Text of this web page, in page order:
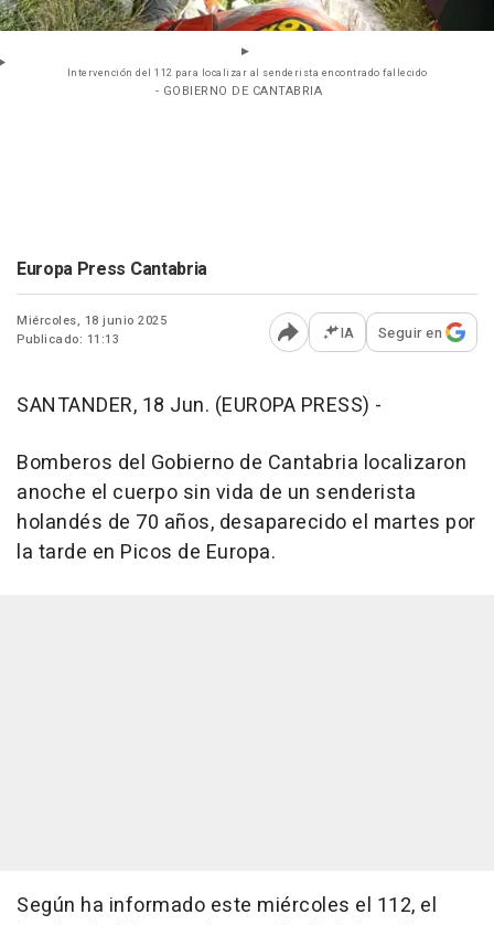
Intervención del 112 para localizar al senderista encontrado fallecido
- GOBIERNO DE CANTABRIA
Europa Press Cantabria
Miércoles, 18 junio 2025
Publicado: 11:13
Abrir opciones para
IA Seguir en
SANTANDER, 18 Jun. (EUROPA PRESS) -
Bomberos del Gobierno de Cantabria localizaron
anoche el cuerpo sin vida de un senderista
holandés de 70 años, desaparecido el martes por
la tarde en Picos de Europa.
Según ha informado este miércoles el 112, el